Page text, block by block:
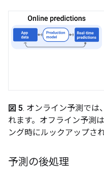
図 5. オンライン予測では
れます。オフライン予測
ング時にルックアップされ
予測の後処理